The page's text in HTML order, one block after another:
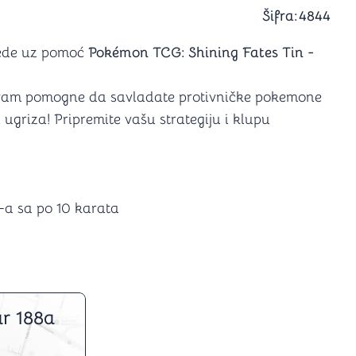
Šifra:4844
uz pomoć Pokémon TCG: Shining Fates Tin -
pomogne da savladate protivničke pokemone
Pripremite vašu strategiju i klupu
a sa po 10 karata
188a